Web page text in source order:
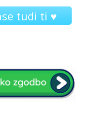
tudi ti ♥